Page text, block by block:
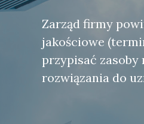
Zarząd firmy
jakościowe
przypisać
rozwiązania do